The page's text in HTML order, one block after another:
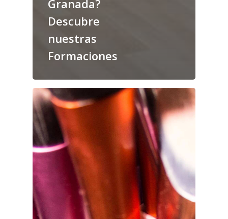
Granada?
Descubre
nuestras
Formaciones